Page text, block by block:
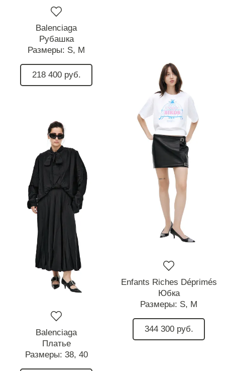
Balenciaga
Рубашка
Размеры: S, M
218 400 руб.
Balenciaga
Платье
Размеры: 38, 40
Enfants Riches Déprimés
Юбка
Размеры: S, M
344 300 руб.